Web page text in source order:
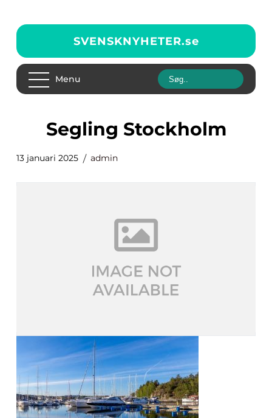
SVENSKNYHETER.se
Menu
Segling Stockholm
13 januari 2025 admin